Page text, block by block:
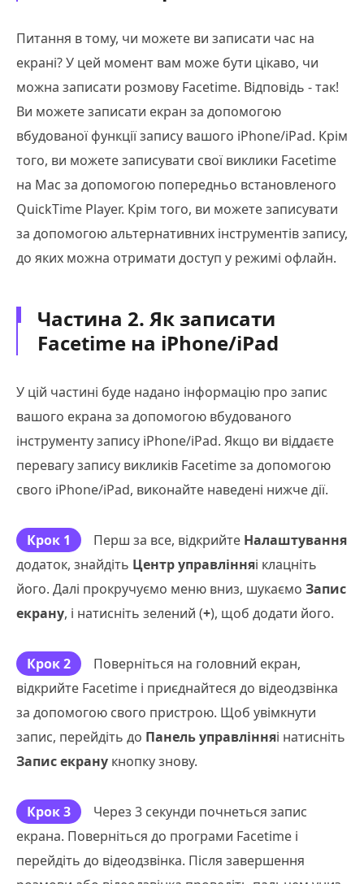
Питання в тому, чи можете ви записати час на
екрані? У цей момент вам може бути цікаво, чи
можна записати розмову Facetime. Відповідь - так!
Ви можете записати екран за допомогою
вбудованої функції запису вашого iPhone/iPad. Крім
того, ви можете записувати свої виклики Facetime
на Mac за допомогою попередньо встановленого
QuickTime Player. Крім того, ви можете записувати
за допомогою альтернативних інструментів запису,
до яких можна отримати доступ у режимі офлайн.
Частина 2. Як записати
Facetime на iPhone/iPad
У цій частині буде надано інформацію про запис
вашого екрана за допомогою вбудованого
інструменту запису iPhone/iPad. Якщо ви віддаєте
перевагу запису викликів Facetime за допомогою
свого iPhone/iPad, виконайте наведені нижче дії.
Крок 1 Перш за все, відкрийте Налаштування
додаток, знайдіть Центр управлінняі клацніть
його. Далі прокручуємо меню вниз, шукаємо Запис
екрану, і натисніть зелений (+), щоб додати його.
Крок 2
Поверніться на головний екран,
відкрийте Facetime і приєднайтеся до відеодзвінка
за допомогою свого пристрою. Щоб увімкнути
запис, перейдіть до Панель управлінняі натисніть
Запис екрану кнопку знову.
Крок 3
Через 3 секунди почнеться запис
екрана. Поверніться до програми Facetime і
перейдіть до відеодзвінка. Після завершення